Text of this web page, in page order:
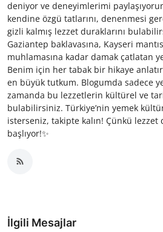
deniyor ve deneyimlerimi
kendine özgü tatlarını, denenmesi
gizli kalmış lezzet duraklarını
Gaziantep baklavasına, Kayseri
muhlamasına kadar damak çatlatan
Benim için her tabak bir hikaye
en büyük tutkum. Blogumda sadece
zamanda bu lezzetlerin kültürel ve
bulabilirsiniz. Türkiye’nin yemek
isterseniz, takipte kalın! Çünkü
başlıyor!✨
İlgili Mesajlar